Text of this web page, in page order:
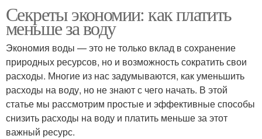
Секреты экономии: как платить
меньше за воду
Экономия воды — это не только вклад в сохранение
природных ресурсов, но и возможность сократить свои
расходы. Многие из нас задумываются, как уменьшить
расходы на воду, но не знают с чего начать. В этой
статье мы рассмотрим простые и эффективные способы
снизить расходы на воду и платить меньше за этот
важный ресурс.